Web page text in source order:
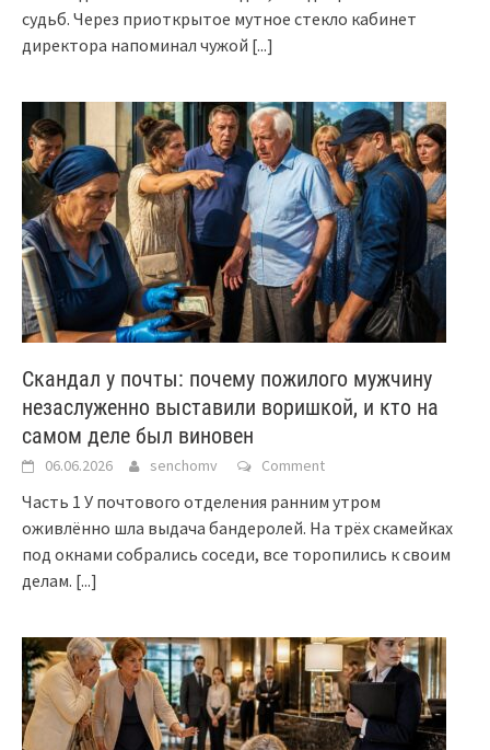
судьб. Через приоткрытое мутное стекло кабинет
директора напоминал чужой [...]
Скандал у почты: почему пожилого мужчину
незаслуженно выставили воришкой, и кто на
самом деле был виновен
06.06.2026 senchomv Comment
Часть 1 У почтового отделения ранним утром
оживлённо шла выдача бандеролей. На трёх скамейках
под окнами собрались соседи, все торопились к своим
делам. [...]